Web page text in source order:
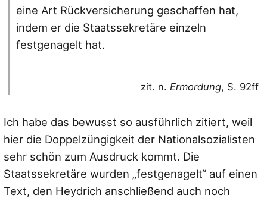
eine Art Rückversicherung geschaffen hat,
indem er die Staatssekretäre einzeln
festgenagelt hat.
zit. n. Ermordung, S. 92ff
Ich habe das bewusst so ausführlich zitiert, weil
hier die Doppelzüngigkeit der Nationalsozialisten
sehr schön zum Ausdruck kommt. Die
Staatssekretäre wurden „festgenagelt“ auf einen
Text, den Heydrich anschließend auch noch